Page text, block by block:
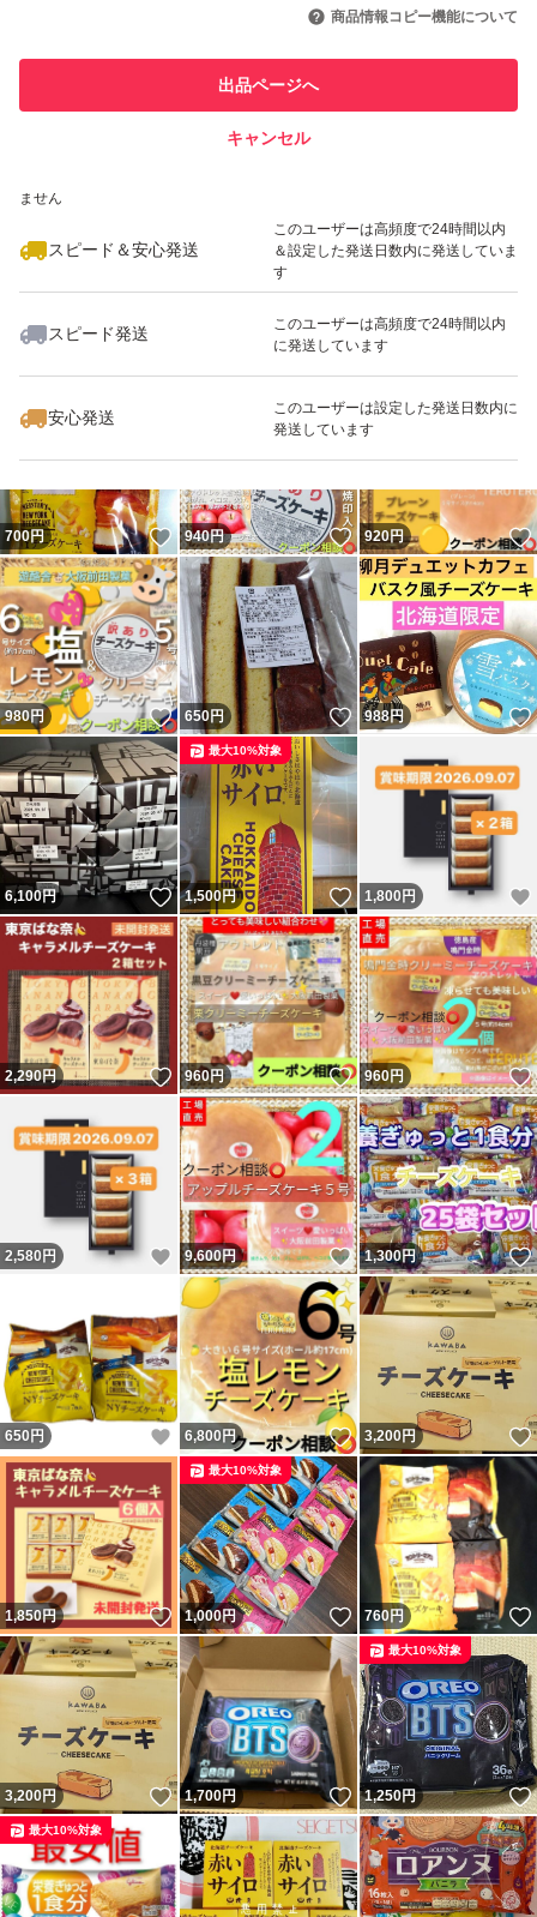
引を完了させた実績があります
での取引実績があります
ません
スピード＆安心発送
このユーザーは高頻度で24時間以内
＆設定した発送日数内に発送していま
す
スピード発送
このユーザーは高頻度で24時間以内
に発送しています
安心発送
このユーザーは設定した発送日数内に
発送しています
商品情報コピー機能について
出品ページへ
キャンセル
いいね！
680
700円 いいね！
940円 いいね！
920円
980円 いいね！
650円 いいね！
988円
6,100円 いいね！
1,500円 いいね！
最大10%対象
1,800 円
2,290円 いいね！
960円 いいね！
960円
2,580 円 いいね！
9,600円 いいね！
1,300円
650 円 いいね！
6,800 円 いいね！
3,200円
1,850円 いいね！
1,000円 いいね！
最大10%対象
760円
3,200円 いいね！
1,700円 いいね！
1,250円
最大10%対象
最大10%対象